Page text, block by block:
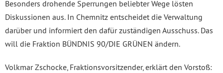
Besonders drohende Sperrungen beliebter Wege lösten
Diskussionen aus. In Chemnitz entscheidet die Verwaltung
darüber und informiert den dafür zuständigen Ausschuss. Das
will die Fraktion BÜNDNIS 90/DIE GRÜNEN ändern.
Volkmar Zschocke, Fraktionsvorsitzender, erklärt den Vorstoß: